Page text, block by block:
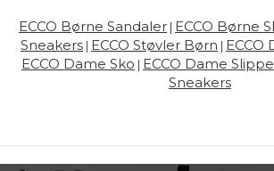
ECCO Børne Sandaler ECCO Børne
Sneakers ECCO Støvler Børn ECCO
ECCO Dame Sko ECCO Dame
Sneakers